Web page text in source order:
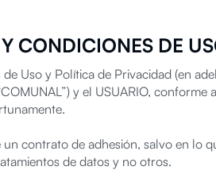
CONDICIONES DE
Uso y Política de Privacidad (en
y el USUARIO,
contrato de adhesión, salvo en lo
de datos y no otros.